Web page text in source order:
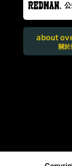
about
關於